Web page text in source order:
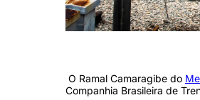
O Ramal Camaragibe do
Companhia Brasileira de